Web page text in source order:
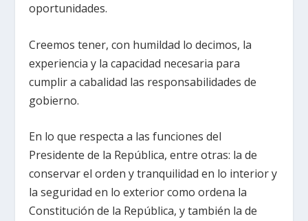
oportunidades.
Creemos tener, con humildad lo decimos, la
experiencia y la capacidad necesaria para
cumplir a cabalidad las responsabilidades de
gobierno.
En lo que respecta a las funciones del
Presidente de la República, entre otras: la de
conservar el orden y tranquilidad en lo interior y
la seguridad en lo exterior como ordena la
Constitución de la República, y también la de